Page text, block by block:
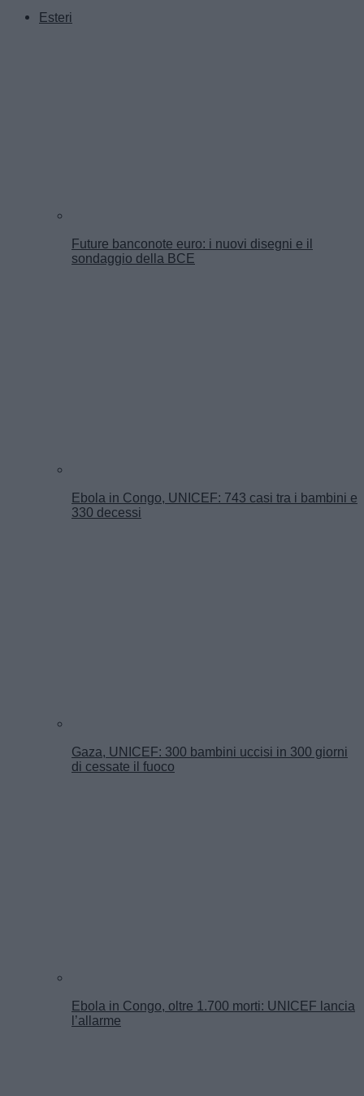
Esteri
Future banconote euro: i nuovi disegni e il
sondaggio della BCE
Ebola in Congo, UNICEF: 743 casi tra i bambini e
330 decessi
Gaza, UNICEF: 300 bambini uccisi in 300 giorni
di cessate il fuoco
Ebola in Congo, oltre 1.700 morti: UNICEF lancia
l’allarme